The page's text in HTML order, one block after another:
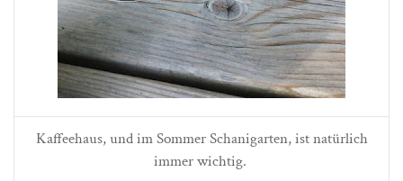
Kaffeehaus, und im Sommer Schanigarten, ist natürlich
immer wichtig.